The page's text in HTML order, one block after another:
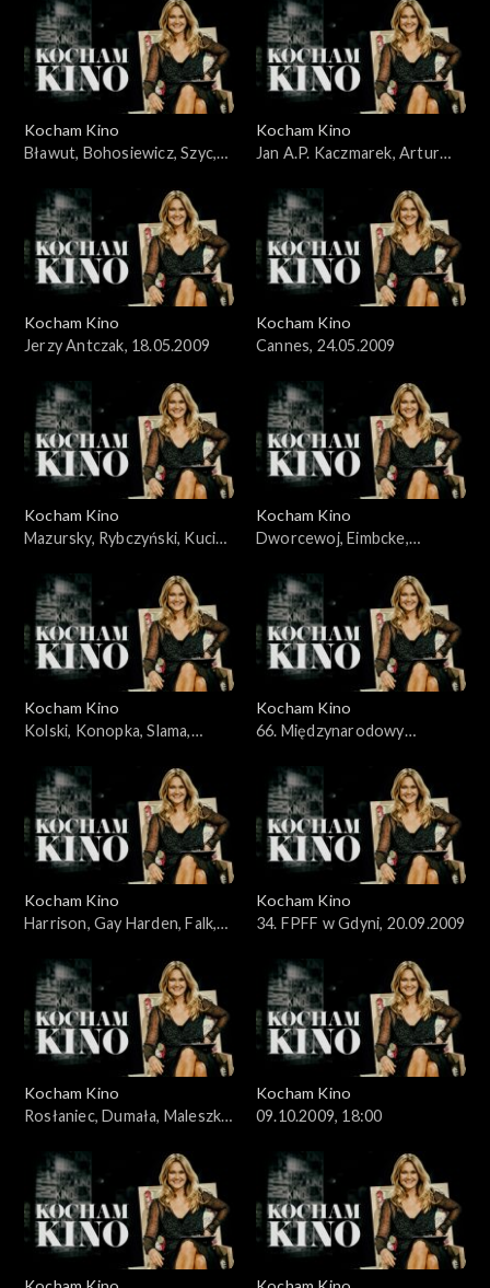
Kocham Kino
Bławut, Bohosiewicz, Szyc,
Kocham Kino
Jan A.P. Kaczmarek, Artur
Kocham Kino
Jerzy Antczak, 18.05.2009
Kocham Kino
Cannes, 24.05.2009
Kocham Kino
Mazursky, Rybczyński, Kucia,
Kocham Kino
Dworcewoj, Eimbcke,
Kocham Kino
Kolski, Konopka, Slama,
Kocham Kino
66. Międzynarodowy
13.09.2009
Kocham Kino
Harrison, Gay Harden, Falk,
Kocham Kino
34. FPFF w Gdyni, 20.09.2009
Kocham Kino
Rosłaniec, Dumała, Maleszka,
Kocham Kino
09.10.2009, 18:00